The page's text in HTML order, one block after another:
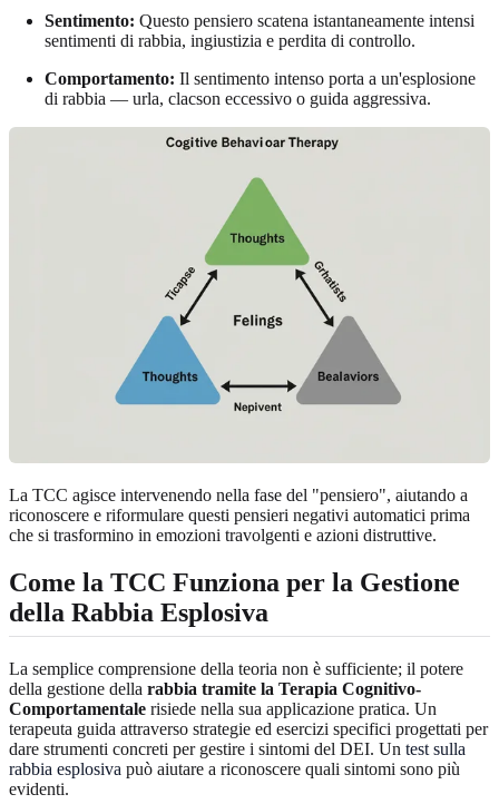
Sentimento: Questo pensiero scatena istantaneamente intensi
sentimenti di rabbia, ingiustizia e perdita di controllo.
Comportamento: Il sentimento intenso porta a un'esplosione
di rabbia — urla, clacson eccessivo o guida aggressiva.
La TCC agisce intervenendo nella fase del "pensiero", aiutando a
riconoscere e riformulare questi pensieri negativi automatici prima
che si trasformino in emozioni travolgenti e azioni distruttive.
Come la TCC Funziona per la Gestione
della Rabbia Esplosiva
La semplice comprensione della teoria non è sufficiente; il potere
della gestione della rabbia tramite la Terapia Cognitivo-
Comportamentale risiede nella sua applicazione pratica. Un
terapeuta guida attraverso strategie ed esercizi specifici progettati per
dare strumenti concreti per gestire i sintomi del DEI. Un test sulla
rabbia esplosiva può aiutare a riconoscere quali sintomi sono più
evidenti.